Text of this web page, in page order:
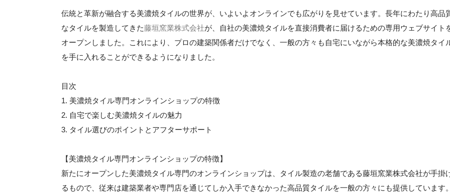
伝統と革新が融合する美濃焼タイルの世界が、いよいよオンラインでも広がりを見せています。長年にわたり高品
なタイルを製造してきた藤垣窯業株式会社が、自社の美濃焼タイルを直接消費者に届けるための専用ウェブサイト
オープンしました。これにより、プロの建築関係者だけでなく、一般の方々も自宅にいながら本格的な美濃焼タイ
を手に入れることができるようになりました。
目次
1. 美濃焼タイル専門オンラインショップの特徴
2. 自宅で楽しむ美濃焼タイルの魅力
3. タイル選びのポイントとアフターサポート
【美濃焼タイル専門オンラインショップの特徴】
新たにオープンした美濃焼タイル専門のオンラインショップは、タイル製造の老舗である藤垣窯業株式会社が手掛
るもので、従来は建築業者や専門店を通じてしか入手できなかった高品質タイルを一般の方々にも提供しています。